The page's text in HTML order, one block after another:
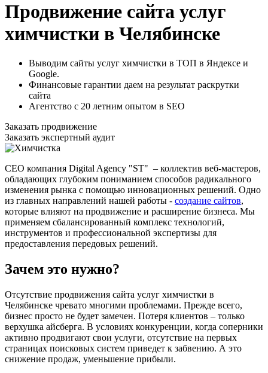
Продвижение сайта услуг
химчистки в Челябинске
Выводим сайты услуг химчистки в ТОП в Яндексе и
Google.
Финансовые гарантии даем на результат раскрутки
сайта
Агентство с 20 летним опытом в SEO
Заказать продвижение
Заказать экспертный аудит
СЕО компания Digital Agency "ST" – коллектив веб-мастеров,
обладающих глубоким пониманием способов радикального
изменения рынка с помощью инновационных решений. Одно
из главных направлений нашей работы - создание сайтов,
которые влияют на продвижение и расширение бизнеса. Мы
применяем сбалансированный комплекс технологий,
инструментов и профессиональной экспертизы для
предоставления передовых решений.
Зачем это нужно?
Отсутствие продвижения сайта услуг химчистки в
Челябинске чревато многими проблемами. Прежде всего,
бизнес просто не будет замечен. Потеря клиентов – только
верхушка айсберга. В условиях конкуренции, когда соперники
активно продвигают свои услуги, отсутствие на первых
страницах поисковых систем приведет к забвению. А это
снижение продаж, уменьшение прибыли.